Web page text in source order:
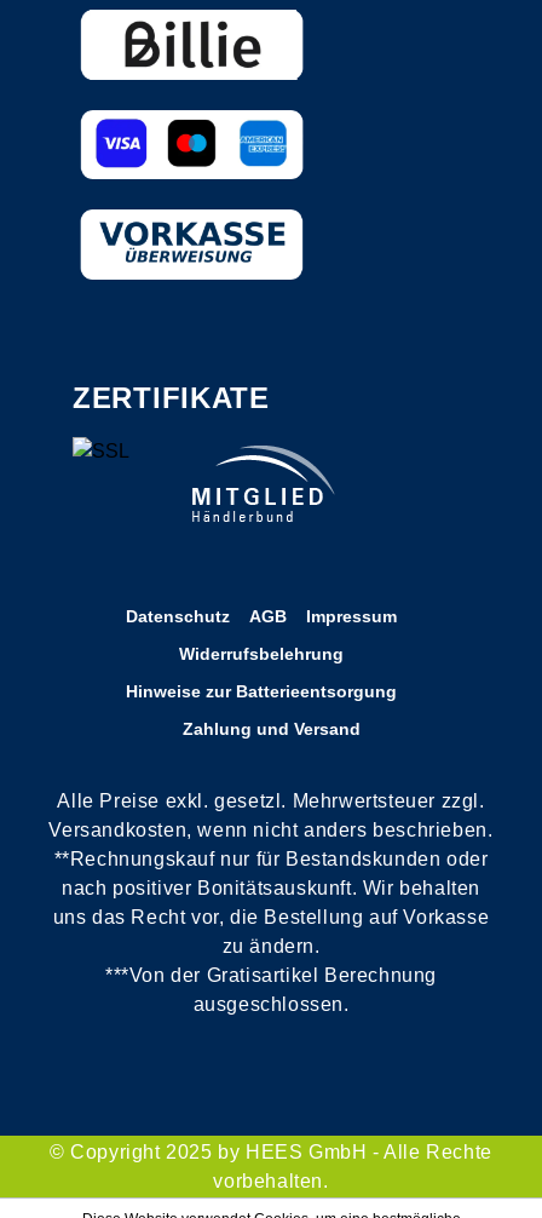
ZERTIFIKATE
Datenschutz AGB
Impressum
Widerrufsbelehrung
Hinweise zur Batterieentsorgung
Zahlung und Versand
Alle Preise exkl. gesetzl. Mehrwertsteuer zzgl.
Versandkosten, wenn nicht anders beschrieben.
**Rechnungskauf nur für Bestandskunden oder
nach positiver Bonitätsauskunft. Wir behalten
uns das Recht vor, die Bestellung auf Vorkasse
zu ändern.
***Von der Gratisartikel Berechnung
ausgeschlossen.
© Copyright 2025 by HEES GmbH - Alle Rechte
vorbehalten.